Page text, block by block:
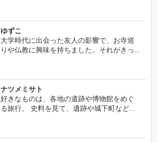
ゆずこ
大学時代に出会った友人の影響で、お寺巡
りや仏教に興味を持ちました。それがきっ...
ナツメミサト
好きなものは、各地の遺跡や博物館をめぐ
る旅行。 史料を見て、遺跡や城下町など...